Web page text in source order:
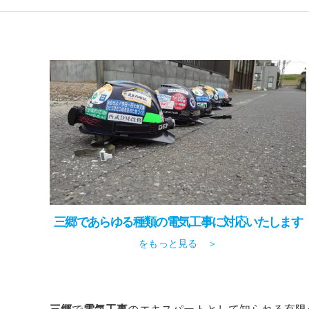
三郷であらゆる種類の電気工事に対応いたします
をもっと見る ＞